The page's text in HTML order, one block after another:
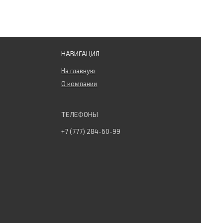
НАВИГАЦИЯ
На главную
О компании
+7 (777) 284-60-99